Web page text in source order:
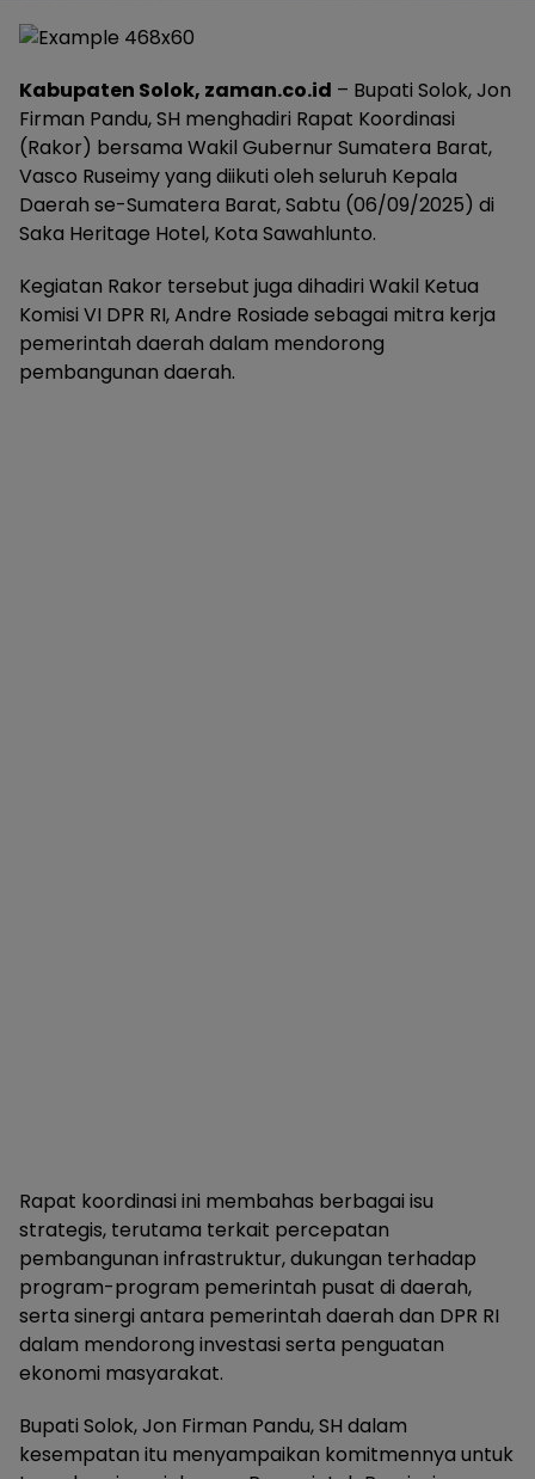
Kabupaten Solok, zaman.co.id – Bupati Solok, Jon
Firman Pandu, SH menghadiri Rapat Koordinasi
(Rakor) bersama Wakil Gubernur Sumatera Barat,
Vasco Ruseimy yang diikuti oleh seluruh Kepala
Daerah se-Sumatera Barat, Sabtu (06/09/2025) di
Saka Heritage Hotel, Kota Sawahlunto.
Kegiatan Rakor tersebut juga dihadiri Wakil Ketua
Komisi VI DPR RI, Andre Rosiade sebagai mitra kerja
pemerintah daerah dalam mendorong
pembangunan daerah.
Rapat koordinasi ini membahas berbagai isu
strategis, terutama terkait percepatan
pembangunan infrastruktur, dukungan terhadap
program-program pemerintah pusat di daerah,
serta sinergi antara pemerintah daerah dan DPR RI
dalam mendorong investasi serta penguatan
ekonomi masyarakat.
Bupati Solok, Jon Firman Pandu, SH dalam
kesempatan itu menyampaikan komitmennya untuk